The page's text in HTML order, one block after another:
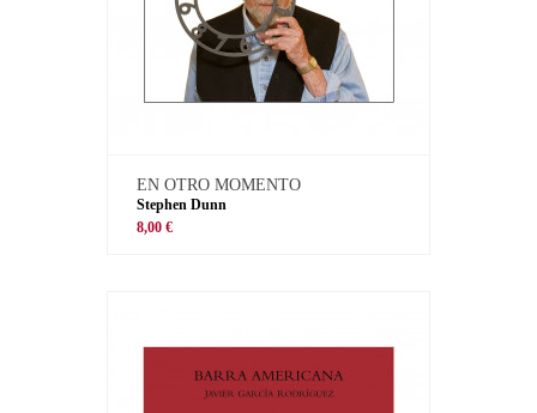
EN OTRO MOMENTO
Stephen Dunn
8,00 €